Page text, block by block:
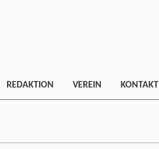
REDAKTION VEREIN KONTAKT